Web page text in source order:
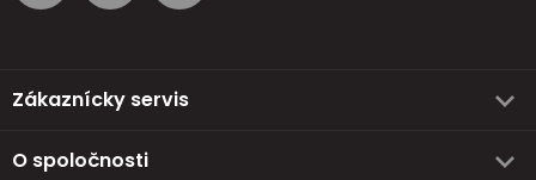
Zákaznícky servis
O spoločnosti